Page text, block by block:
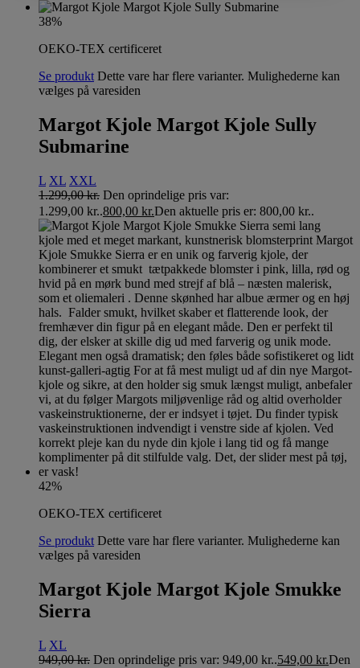
38%
OEKO-TEX certificeret
Se produkt Dette vare har flere varianter. Mulighederne kan
vælges på varesiden
Margot Kjole Margot Kjole Sully
Submarine
L XL XXL
1.299,00kr. Den oprindelige pris var:
1.299,00 kr..800,00 kr.Den aktuelle pris er: 800,00 kr..
42%
OEKO-TEX certificeret
Se produkt Dette vare har flere varianter. Mulighederne kan
vælges på varesiden
Margot Kjole Margot Kjole Smukke
Sierra
L XL
949,00kr. Den oprindelige pris var: 949,00 kr..549,00 kr.Den